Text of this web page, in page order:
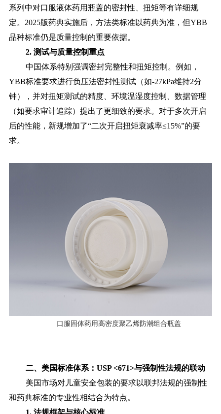
系列中对口服液体药用瓶盖的密封性、扭矩等有详细规
定。2025版药典实施后，方法类标准以药典为准，但YBB
品种标准仍是质量控制的重要依据。
2. 测试与质量控制重点
中国体系特别强调密封完整性和扭矩控制。例如，
YBB标准要求进行负压法密封性测试（如-27kPa维持2分
钟），并对扭矩测试的精度、环境温湿度控制、数据管理
（如要求审计追踪）提出了更细致的要求。对于多次开启
后的性能，新规增加了“二次开启扭矩衰减率≤15%”的要
求。
口服固体药用高密度聚乙烯防潮组合瓶盖
二、美国标准体系：USP <671>与强制性法规的联动
美国市场对儿童安全包装的要求以联邦法规的强制性
和药典标准的专业性相结合为特点。